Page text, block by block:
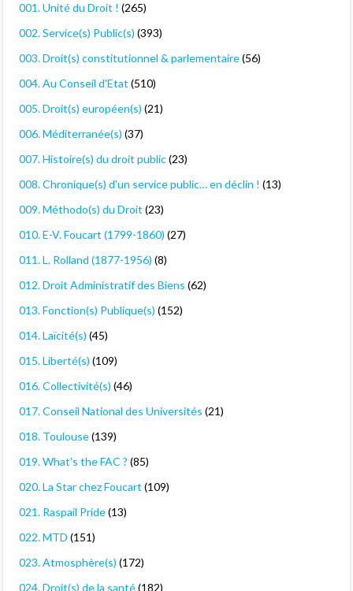
001. Unité du Droit ! (265)
002. Service(s) Public(s) (393)
003. Droit(s) constitutionnel & parlementaire(56)
004. Au Conseil d'Etat (510)
005. Droit(s) européen(s) (21)
006. Méditerranée(s) (37)
007. Histoire(s) du droit public(23)
008. Chronique(s) d'un service public… en déclin ! (13)
009. Méthodo(s) du Droit (23)
010. E-V. Foucart (1799-1860) (27)
011. L. Rolland (1877-1956) (8)
012. Droit Administratif des Biens (62)
013. Fonction(s) Publique(s) (152)
014. Laïcité(s) (45)
015. Liberté(s) (109)
016. Collectivité(s) (46)
017. Conseil National des Universités (21)
018. Toulouse(139)
019. What's the FAC ? (85)
020. La Star chez Foucart (109)
021. Raspail Pride(13)
022. MTD (151)
023. Atmosphère(s) (172)
024. Droit(s) de la santé(182)